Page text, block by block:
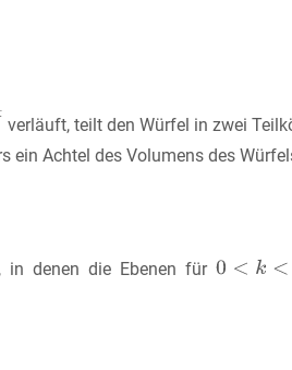
verläuft, teilt den Würfel in zwei
ein Achtel des Volumens des
in denen die Ebenen für